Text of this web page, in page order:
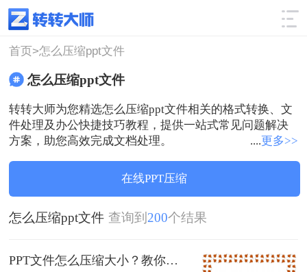
使用技巧 筛选
首页>怎么压缩ppt文件
怎么压缩ppt文件
转转大师为您精选怎么压缩ppt文件相关的格式转换、文
件处理及办公快捷技巧教程，提供一站式常见问题解决
方案，助您高效完成文档处理。
....更多>>
在线PPT压缩
怎么压缩ppt文件 查询到 200个结果
PPT文件怎么压缩大小？教你几个PPT压缩方法！